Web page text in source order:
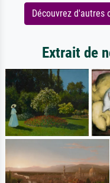
Découvrez d'autres
Extrait de